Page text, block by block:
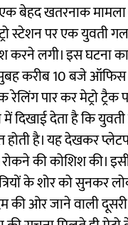
बेहद खतरनाक मामला
स्टेशन पर एक युवती
लगी। इस घटना
करीब 10 बजे ऑफिस
पार कर मेट्रो
दिखाई देता है कि
है। यह देखकर
की कोशिश की।
के शोर को
की ओर जाने वाली